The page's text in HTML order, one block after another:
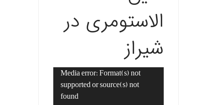
الاستومری در
شیراز
Media error: Format(s) not
supported or source(s) not
found